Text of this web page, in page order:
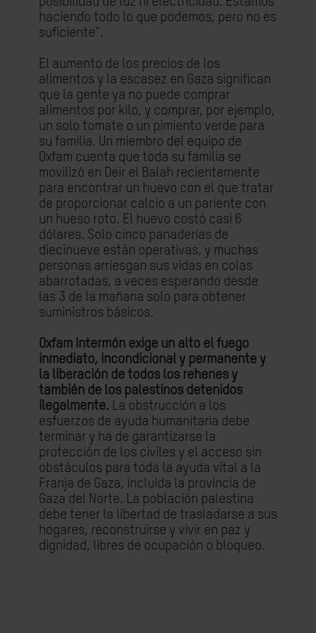
haciendo todo lo que podemos, pero no es
suficiente”.
El aumento de los precios de los
alimentos y la escasez en Gaza significan
que la gente ya no puede comprar
alimentos por kilo, y comprar, por ejemplo,
un solo tomate o un pimiento verde para
su familia. Un miembro del equipo de
Oxfam cuenta que toda su familia se
movilizó en Deir el Balah recientemente
para encontrar un huevo con el que tratar
de proporcionar calcio a un pariente con
un hueso roto. El huevo costó casi 6
dólares. Solo cinco panaderías de
diecinueve están operativas, y muchas
personas arriesgan sus vidas en colas
abarrotadas, a veces esperando desde
las 3 de la mañana solo para obtener
suministros básicos.
Oxfam Intermón exige un alto el fuego
inmediato, incondicional y permanente y
la liberación de todos los rehenes y
también de los palestinos detenidos
ilegalmente. La obstrucción a los
esfuerzos de ayuda humanitaria debe
terminar y ha de garantizarse la
protección de los civiles y el acceso sin
obstáculos para toda la ayuda vital a la
Franja de Gaza, incluida la provincia de
Gaza del Norte. La población palestina
debe tener la libertad de trasladarse a sus
hogares, reconstruirse y vivir en paz y
dignidad, libres de ocupación o bloqueo.